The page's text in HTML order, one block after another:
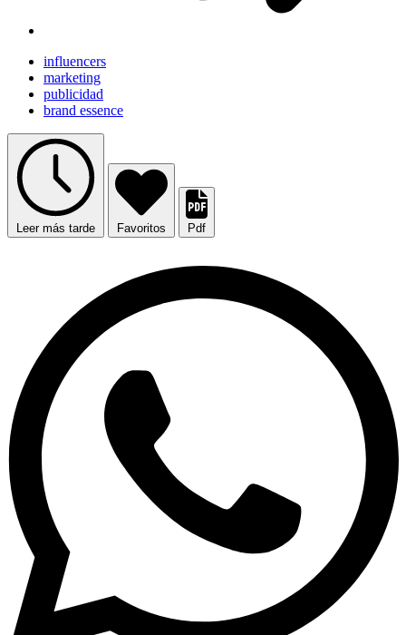
influencers
marketing
publicidad
brand essence
Leer más tarde Favoritos Pdf